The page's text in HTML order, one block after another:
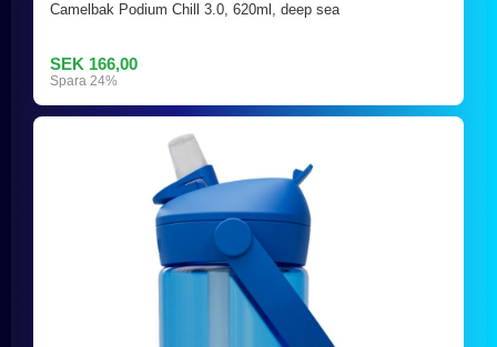
Camelbak Podium Chill 3.0, 620ml, deep sea
SEK 166,00
Spara 24%